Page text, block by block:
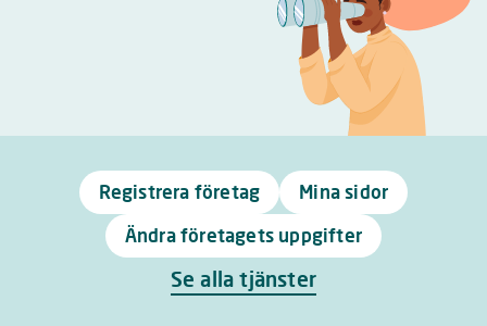
Registrera företag
Mina sidor
Ändra företagets uppgifter
Se alla tjänster